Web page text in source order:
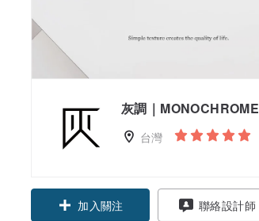
灰調｜MONOCHROME
台灣
加入關注 聯絡設計師